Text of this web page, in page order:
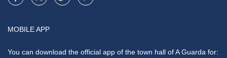
MOBILE APP
You can download the official app of the town hall of A Guarda for: